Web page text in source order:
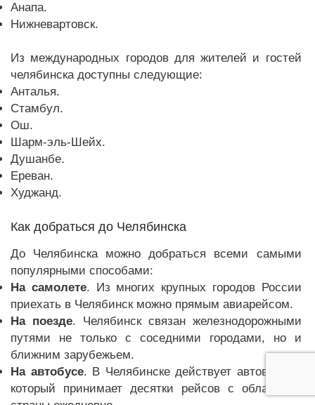
Анапа.
Нижневартовск.
Из международных городов для жителей и гостей
челябинска доступны следующие:
Анталья.
Стамбул.
Ош.
Шарм-эль-Шейх.
Душанбе.
Ереван.
Худжанд.
Как добраться до Челябинска
До Челябинска можно добраться всеми самыми
популярными способами:
На самолете. Из многих крупных городов России
приехать в Челябинск можно прямым авиарейсом.
На поезде. Челябинск связан железнодорожными
путями не только с соседними городами, но и
ближним зарубежьем.
На автобусе. В Челябинске действует автовокзал,
который принимает десятки рейсов с области и